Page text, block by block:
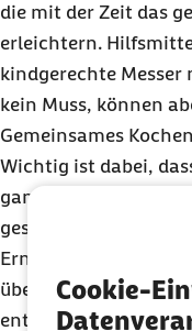
Cookie-
die mit der Zeit das
erleichtern.
kindgerechte
kein Muss, können
Gemeinsames
Wichtig ist dabei,
ganze Familie die
gesunde,
Ernährung haben.
über den
entsprechenden